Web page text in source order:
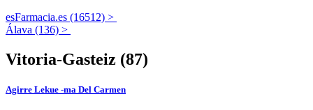
esFarmacia.es (16512) >
Álava (136) >
Vitoria-Gasteiz (87)
Agirre Lekue -ma Del Carmen